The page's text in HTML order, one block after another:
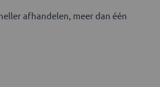
afhandelen, meer dan één